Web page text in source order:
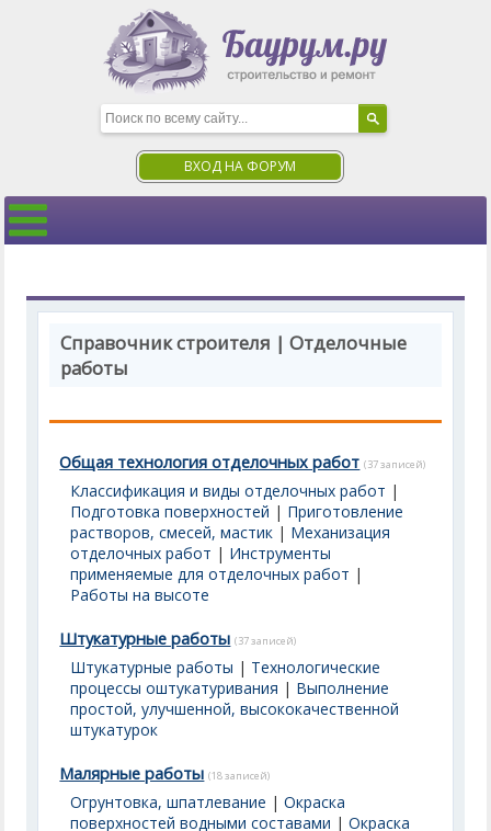
ВХОД НА ФОРУМ
Справочник строителя | Отделочные
работы
Общая технология отделочных работ (37 записей)
Классификация и виды отделочных работ |
Подготовка поверхностей | Приготовление
растворов, смесей, мастик | Механизация
отделочных работ | Инструменты
применяемые для отделочных работ |
Работы на высоте
Штукатурные работы (37 записей)
Штукатурные работы | Технологические
процессы оштукатуривания | Выполнение
простой, улучшенной, высококачественной
штукатурок
Малярные работы (18 записей)
Огрунтовка, шпатлевание |Окраска
поверхностей водными составами |Окраска